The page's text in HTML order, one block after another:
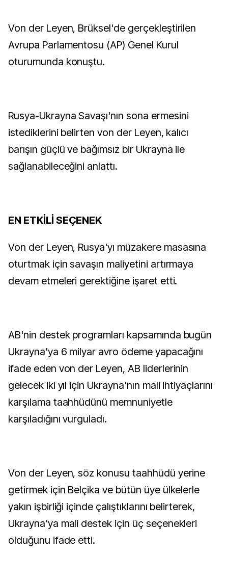
Von der Leyen, Brüksel'de gerçekleştirilen
Avrupa Parlamentosu (AP) Genel Kurul
oturumunda konuştu.
Rusya-Ukrayna Savaşı'nın sona ermesini
istediklerini belirten von der Leyen, kalıcı
barışın güçlü ve bağımsız bir Ukrayna ile
sağlanabileceğini anlattı.
EN ETKİLİ SEÇENEK
Von der Leyen, Rusya'yı müzakere masasına
oturtmak için savaşın maliyetini artırmaya
devam etmeleri gerektiğine işaret etti.
AB'nin destek programları kapsamında bugün
Ukrayna'ya 6 milyar avro ödeme yapacağını
ifade eden von der Leyen, AB liderlerinin
gelecek iki yıl için Ukrayna'nın mali ihtiyaçlarını
karşılama taahhüdünü memnuniyetle
karşıladığını vurguladı.
Von der Leyen, söz konusu taahhüdü yerine
getirmek için Belçika ve bütün üye ülkelerle
yakın işbirliği içinde çalıştıklarını belirterek,
Ukrayna'ya mali destek için üç seçenekleri
olduğunu ifade etti.